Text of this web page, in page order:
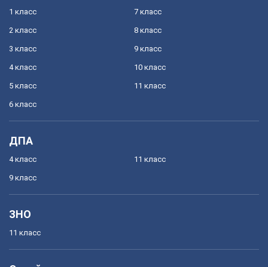
1 класс
2 класс
3 класс
4 класс
5 класс
6 класс
7 класс
8 класс
9 класс
10 класс
11 класс
ДПА
4 класс
9 класс
11 класс
ЗНО
11 класс